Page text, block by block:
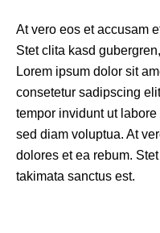
At vero eos et accusam
Stet clita kasd
Lorem ipsum dolor sit
consetetur sadipscing
tempor invidunt ut
sed diam voluptua. At
dolores et ea rebum.
takimata sanctus est.